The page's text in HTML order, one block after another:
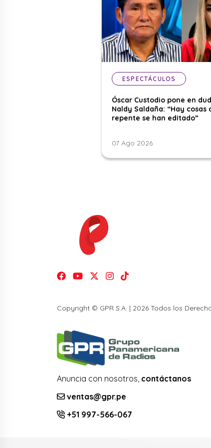
ESPECTÁCULOS
Óscar Custodio pone en
Naldy Saldaña: “Hay cosas
repente se han editado”
07 Ago 2026
Copyright © GPR S.A. | 2026 Todos los
Anuncia con nosotros, contáctanos
ventas@gpr.pe
+51 997-566-067